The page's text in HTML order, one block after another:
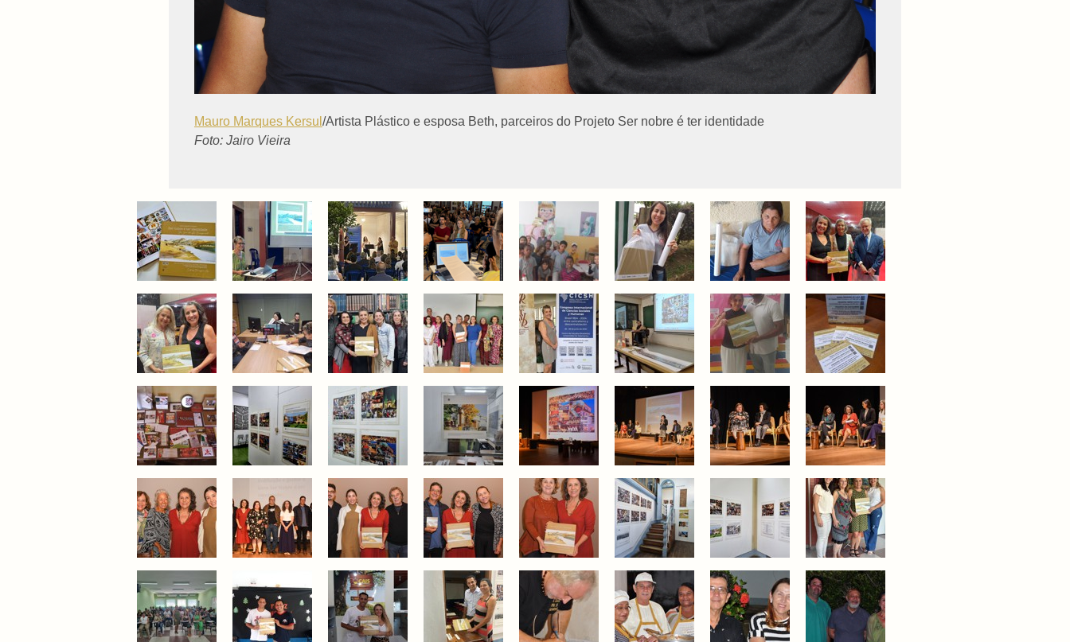
Mauro Marques Kersul /Artista Plástico e esposa Beth, parceiros do Projeto Ser nobre é ter identidade
Foto: Jairo Vieira